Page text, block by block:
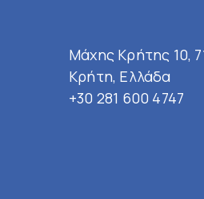
Μάχης Κρήτης 10,
Κρήτη, Ελλάδα
+30 281 600 4747